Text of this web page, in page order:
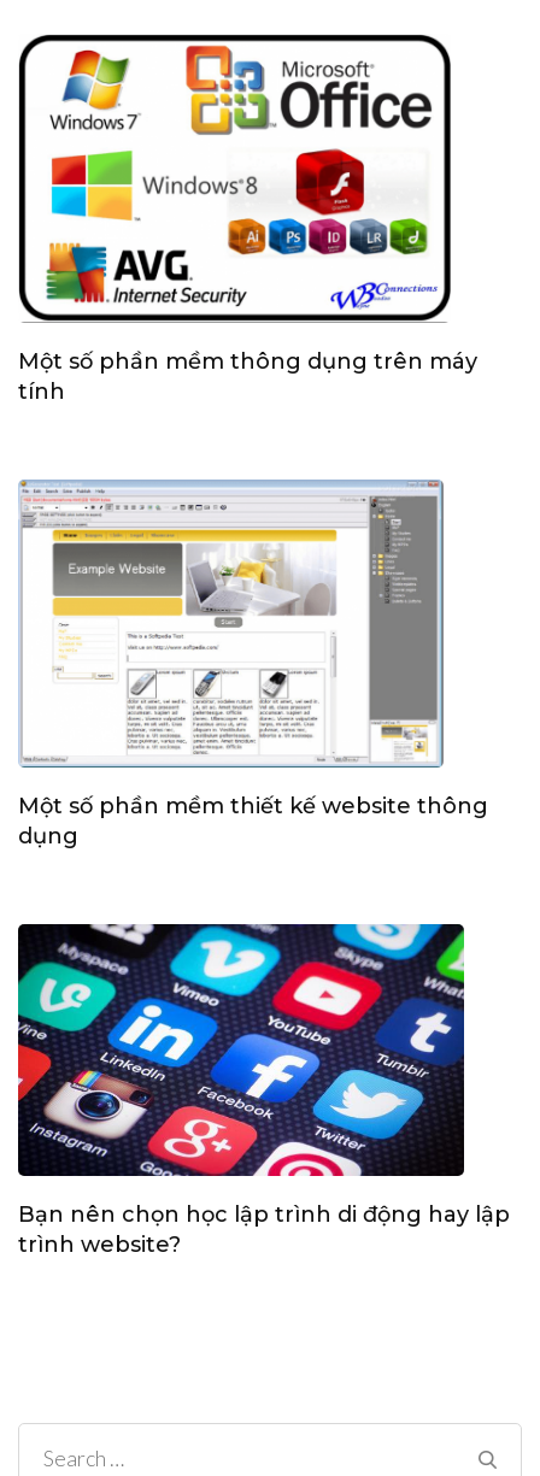
Một số phần mềm thông dụng trên máy
tính
Một số phần mềm thiết kế website thông
dụng
Bạn nên chọn học lập trình di động hay lập
trình website?
Search